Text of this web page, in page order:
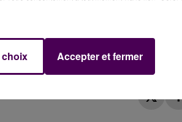
sa course sur le toit dans un
un homme âgé de 43 ans,
choix Accepter et fermer